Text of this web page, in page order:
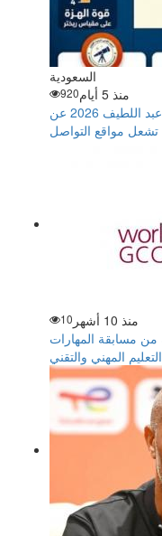
السعودية
منذ 5 أيام
920
بعد زلزال مصر اليوم.. توقعات ليلى عبد اللطيف 2026 عن
تشعل مواقع التواصل
منذ 10 أشهر 10
مسابقة المهارات